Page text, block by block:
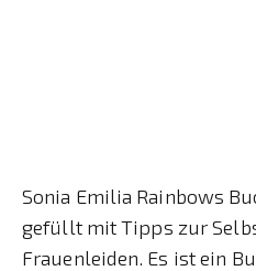
Sonia Emilia Rainbows
gefüllt mit Tipps zur
Frauenleiden. Es ist ein